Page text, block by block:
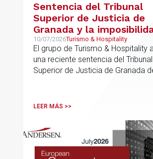
Sentencia del Tribunal
Superior de Justicia de
Granada y la
Interpretar el Plan
de Ordenación Urbana
(“PGOU”) para equiparar
viviendas turísticas y los
autonómica y estatal
10/07/2026Turismo & Hospitality
El grupo de Turismo & Hospitality
una reciente sentencia del Tribunal
Superior de Justicia de Granada
LEER MÁS >>